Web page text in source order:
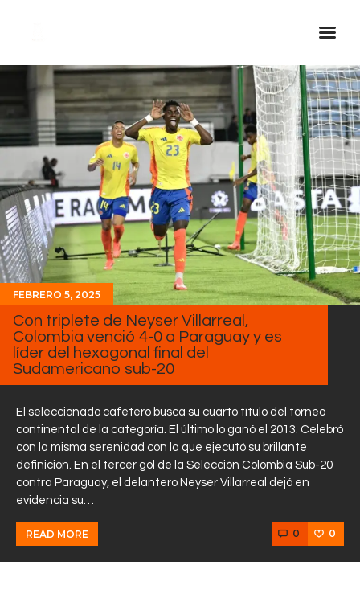
Inicio Real FM
Streaming
En Vivo
Descarga La APP
Programas
Noticias
Equipo
Sobre Nosotros
Contactos
FEBRERO 5, 2025
Con triplete de Neyser Villarreal,
Colombia venció 4-0 a Paraguay y es
líder del hexagonal final del
Sudamericano sub-20
El seleccionado cafetero busca su cuarto título del torneo
continental de la categoría. El último lo ganó el 2013. Celebró
con la misma serenidad con la que ejecutó su brillante
definición. En el tercer gol de la Selección Colombia Sub-20
contra Paraguay, el delantero Neyser Villarreal dejó en
evidencia su…
READ MORE 0 0